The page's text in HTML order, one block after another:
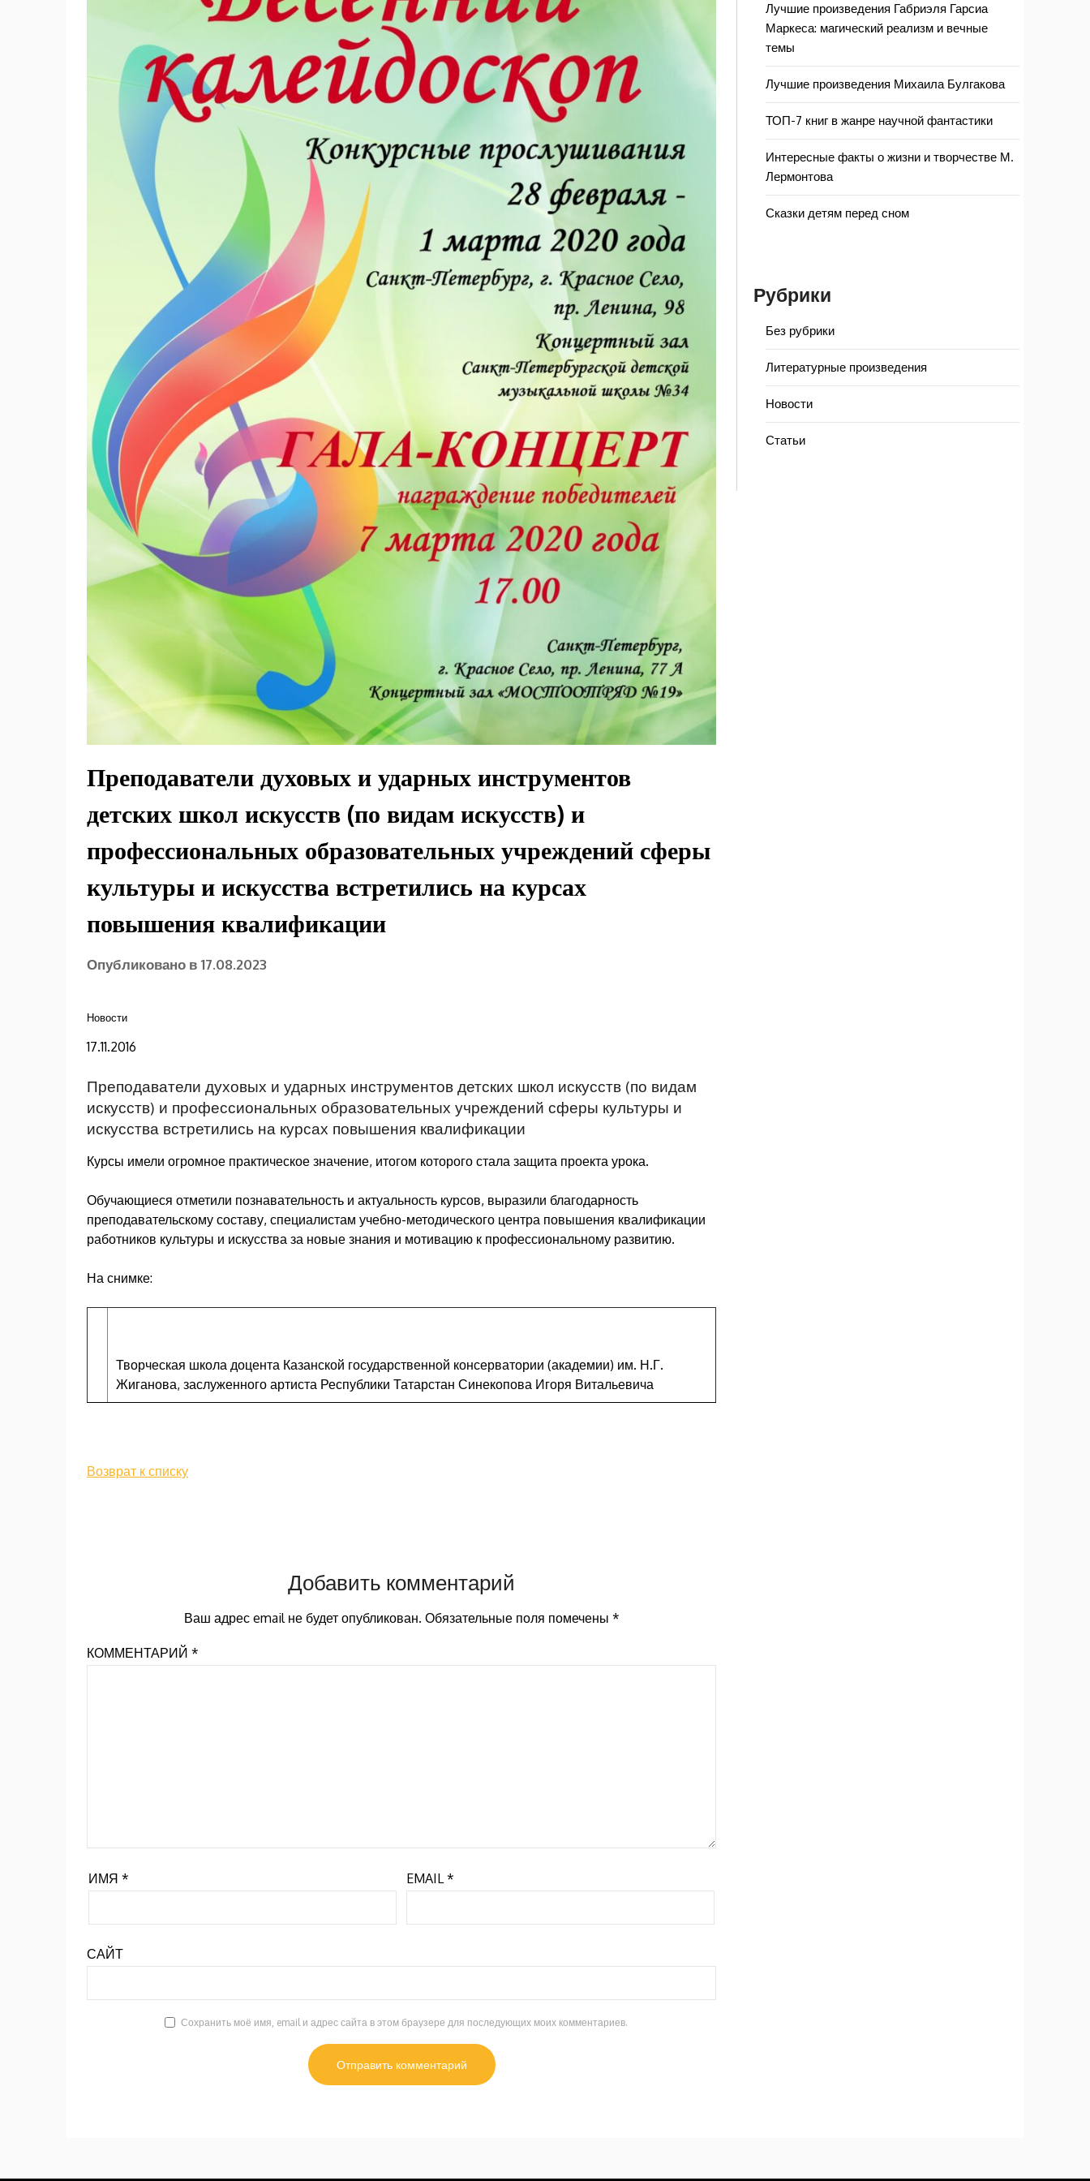
Преподаватели духовых и ударных инструментов
детских школ искусств (по видам искусств) и
профессиональных образовательных учреждений сферы
культуры и искусства встретились на курсах
повышения квалификации
Опубликовано в 17.08.2023
Новости
17.11.2016
Преподаватели духовых и ударных инструментов детских школ искусств (по видам
искусств) и профессиональных образовательных учреждений сферы культуры и
искусства встретились на курсах повышения квалификации
Курсы имели огромное практическое значение, итогом которого стала защита проекта урока.
Обучающиеся отметили познавательность и актуальность курсов, выразили благодарность
преподавательскому составу, специалистам учебно-методического центра повышения квалификации
работников культуры и искусства за новые знания и мотивацию к профессиональному развитию.
На снимке:
Творческая школа доцента Казанской государственной консерватории (академии) им. Н.Г.
Жиганова, заслуженного артиста Республики Татарстан Синекопова Игоря Витальевича
Возврат к списку
Добавить комментарий
Ваш адрес email не будет опубликован. Обязательные поля помечены *
КОММЕНТАРИЙ *
ИМЯ * EMAIL *
САЙТ
Сохранить моё имя, email и адрес сайта в этом браузере для последующих моих комментариев.
Лучшие произведения Габриэля Гарсиа
Маркеса: магический реализм и вечные
темы
Лучшие произведения Михаила Булгакова
ТОП-7 книг в жанре научной фантастики
Интересные факты о жизни и творчестве М.
Лермонтова
Сказки детям перед сном
Рубрики
Без рубрики
Литературные произведения
Новости
Статьи